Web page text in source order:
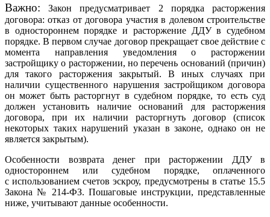
Важно: Закон предусматривает 2 порядка расторжения
договора: отказ от договора участия в долевом строительстве
в одностороннем порядке и расторжение ДДУ в судебном
порядке. В первом случае договор прекращает свое действие с
момента направления уведомления о расторжении
застройщику о расторжении, но перечень оснований (причин)
для такого расторжения закрытый. В иных случаях при
наличии существенного нарушения застройщиком договора
он может быть расторгнут в судебном порядке, то есть суд
должен установить наличие оснований для расторжения
договора, при их наличии расторгнуть договор (список
некоторых таких нарушений указан в законе, однако он не
является закрытым).
Особенности возврата денег при расторжении ДДУ в
одностороннем или судебном порядке, оплаченного
с использованием счетов эскроу, предусмотрены в статье 15.5
Закона № 214-ФЗ. Пошаговые инструкции, представленные
ниже, учитывают данные особенности.